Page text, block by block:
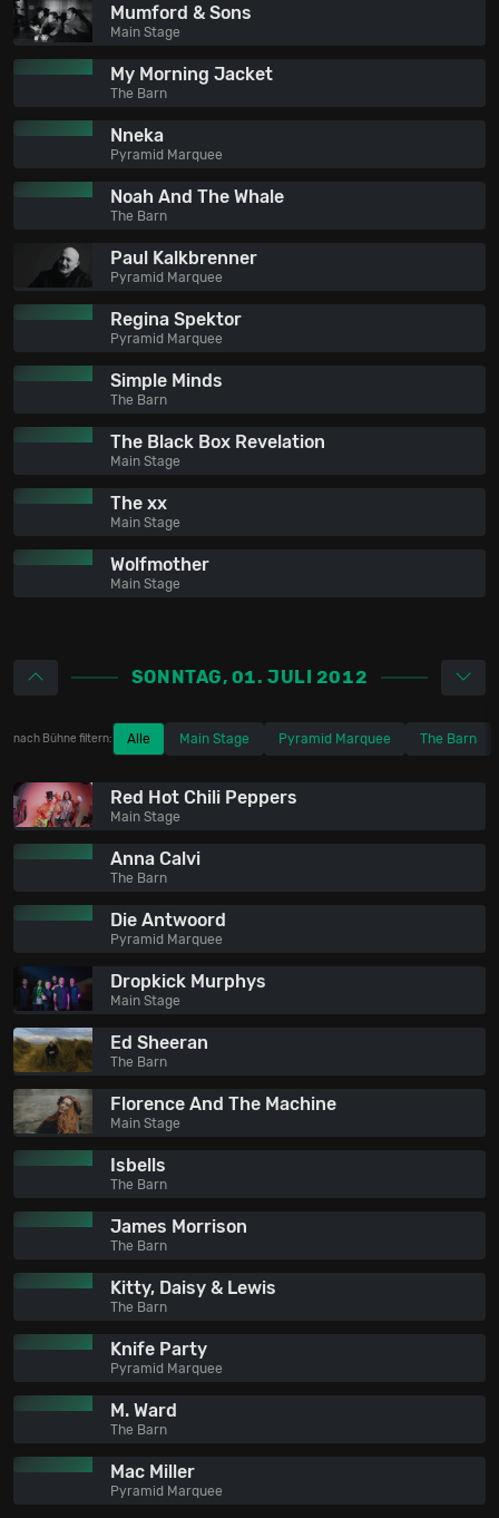
Mumford & Sons
Main Stage
My Morning Jacket
The Barn
Nneka
Pyramid Marquee
Noah And The Whale
The Barn
Paul Kalkbrenner
Pyramid Marquee
Regina Spektor
Pyramid Marquee
Simple Minds
The Barn
The Black Box Revelation
Main Stage
The xx
Main Stage
Wolfmother
Main Stage
SONNTAG, 01. JULI 2012
nach Bühne filtern: Alle Main Stage Pyramid Marquee The Barn
Red Hot Chili Peppers
Main Stage
Anna Calvi
The Barn
Die Antwoord
Pyramid Marquee
Dropkick Murphys
Main Stage
Ed Sheeran
The Barn
Florence And The Machine
Main Stage
Isbells
The Barn
James Morrison
The Barn
Kitty, Daisy & Lewis
The Barn
Knife Party
Pyramid Marquee
M. Ward
The Barn
Mac Miller
Pyramid Marquee